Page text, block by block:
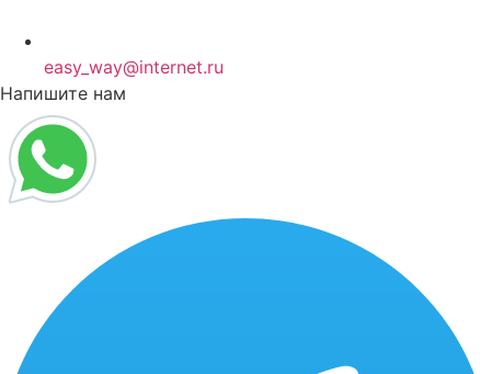
easy_way@internet.ru
Напишите нам